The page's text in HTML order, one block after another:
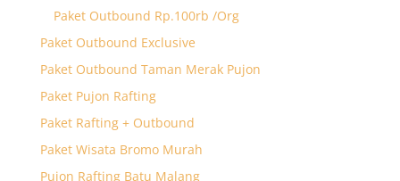
Paket Outbound Rp.100rb /Org
Paket Outbound Exclusive
Paket Outbound Taman Merak Pujon
Paket Pujon Rafting
Paket Rafting + Outbound
Paket Wisata Bromo Murah
Pujon Rafting Batu Malang